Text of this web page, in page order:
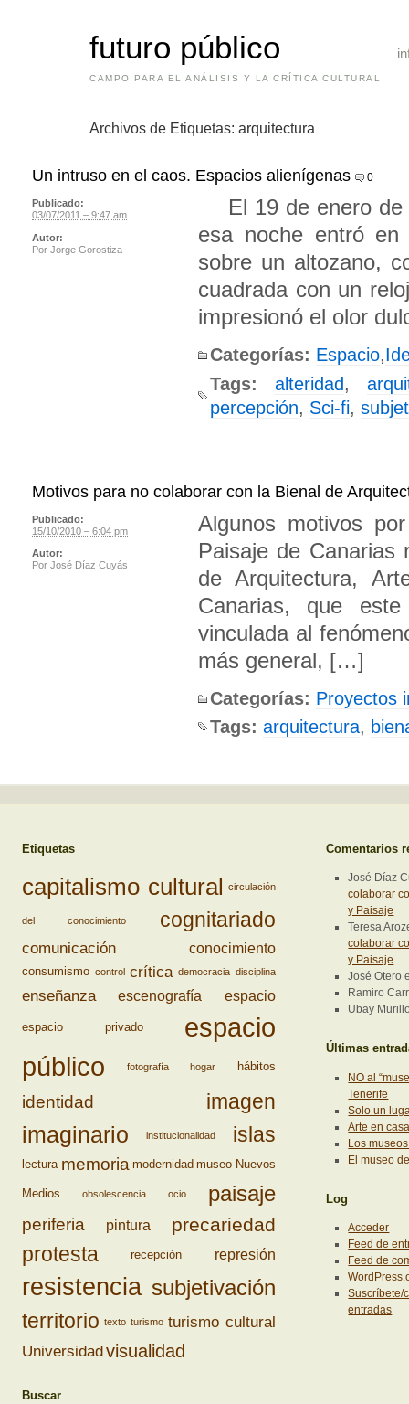
futuro público
CAMPO PARA EL ANÁLISIS Y LA CRÍTICA CULTURAL
Archivos de Etiquetas: arquitectura
Un intruso en el caos. Espacios alienígenas 0
El 19 de enero de
esa noche entró en
sobre un altozano,
cuadrada con un
impresionó el olor
Categorías: Espacio,
Tags:
alteridad,
percepción, Sci-fi,
Publicado:
03/07/2011 – 9:47 am
Autor:
Por Jorge Gorostiza
Motivos para no colaborar con la Bienal de
Algunos motivos
Paisaje de Canarias
de Arquitectura,
Canarias, que
vinculada al
más general, […]
Categorías: Proyectos
Tags: arquitectura,
Publicado:
15/10/2010 – 6:04 pm
Autor:
Por José Díaz Cuyás
Etiquetas
capitalismo cultural circulación
del conocimiento cognitariado
comunicación conocimiento
consumismo control crítica democracia disciplina
enseñanza escenografía espacio
espacio privado
espacio
público
fotografía hogar hábitos
identidad imagen
imaginario institucionalidad islas
lectura memoria modernidad museo Nuevos
Medios obsolescencia ocio paisaje
periferia pintura precariedad
protesta recepción represión
resistencia subjetivación
territorio texto turismo turismo cultural
Universidadvisualidad
Buscar
Comentarios
José Díaz
colaborar
y Paisaje
Teresa
colaborar
y Paisaje
José Otero
Ramiro
Ubay
Últimas
NO al
Tenerife
Solo un
Arte en
Los
El museo
Log
Acceder
Feed de
Feed de
Suscríbete/
entradas